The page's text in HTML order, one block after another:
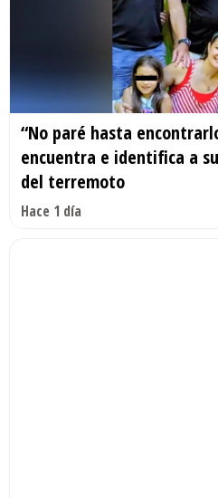
“No paré hasta
encuentra e identifica a
del terremoto
Hace 1 día